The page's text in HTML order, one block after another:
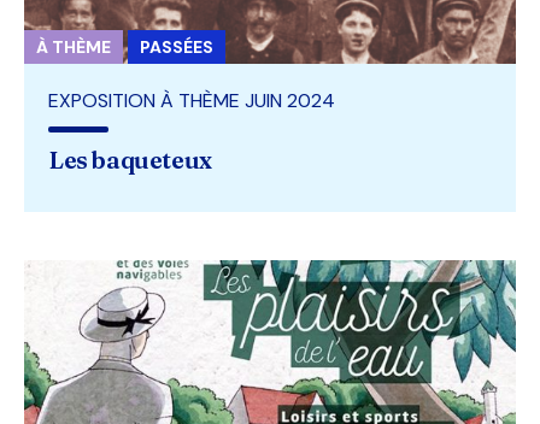
À THÈME PASSÉES
EXPOSITION À THÈME JUIN 2024
Les baqueteux